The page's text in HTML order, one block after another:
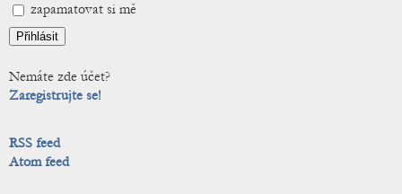
zapamatovat si mě
Nemáte zde účet?
Zaregistrujte se!
RSS feed
Atom feed